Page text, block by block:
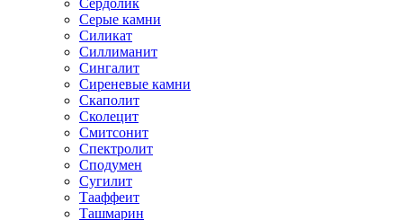
Сердолик
Серые камни
Силикат
Силлиманит
Сингалит
Сиреневые камни
Скаполит
Сколецит
Смитсонит
Спектролит
Сподумен
Сугилит
Тааффеит
Ташмарин